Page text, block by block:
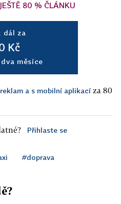
80 % ČLÁNKU
dál za
Kč
měsíce
a s mobilní aplikací za 80
Přihlaste se
#doprava